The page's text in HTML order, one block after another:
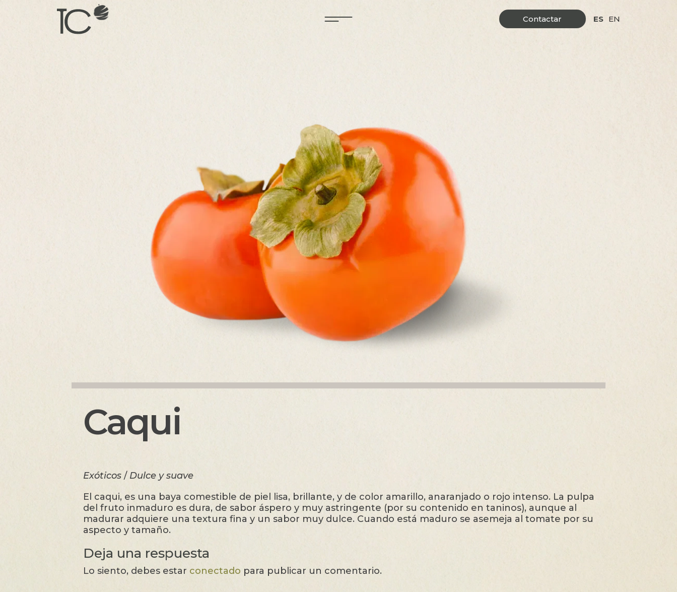
Contactar ES EN
Caqui
Exóticos/Dulce y suave
El caqui, es una baya comestible de piel lisa, brillante, y de color amarillo, anaranjado o rojo intenso. La pulpa
del fruto inmaduro es dura, de sabor áspero y muy astringente (por su contenido en taninos), aunque al
madurar adquiere una textura fina y un sabor muy dulce. Cuando está maduro se asemeja al tomate por su
aspecto y tamaño.
Deja una respuesta
Lo siento, debes estar conectado para publicar un comentario.